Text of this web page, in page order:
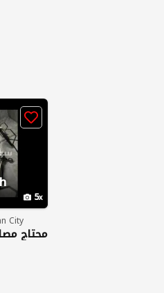
5
City
محتاج